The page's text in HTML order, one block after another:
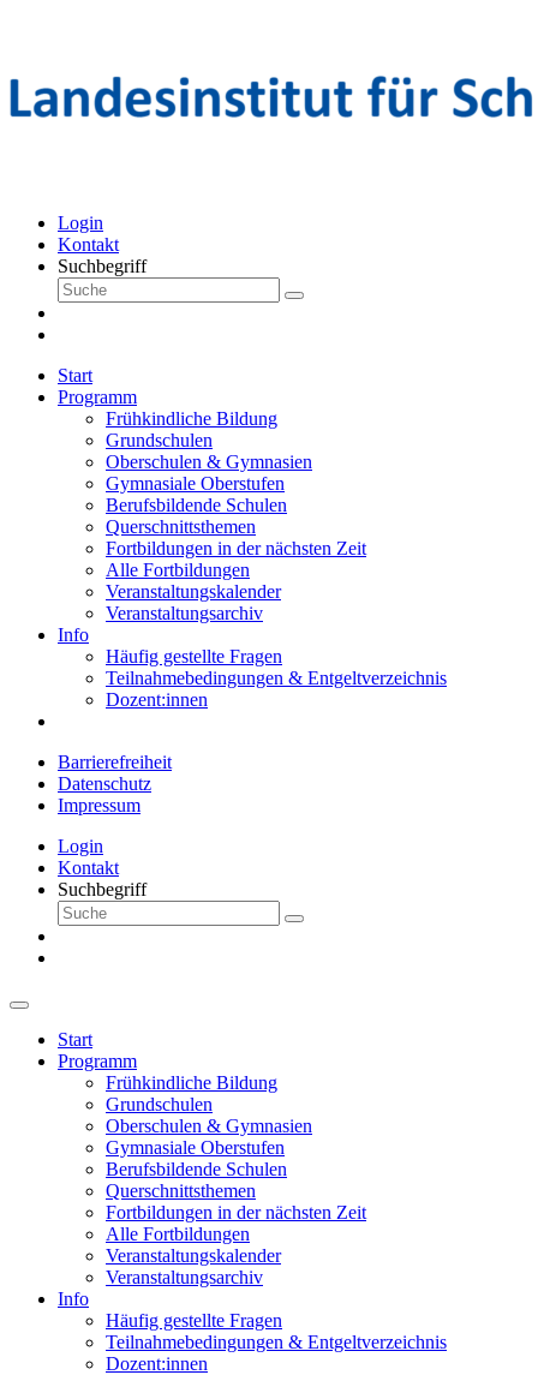
Login
Kontakt
Suchbegriff
Start
Programm
Frühkindliche Bildung
Grundschulen
Oberschulen & Gymnasien
Gymnasiale Oberstufen
Berufsbildende Schulen
Querschnittsthemen
Fortbildungen in der nächsten Zeit
Alle Fortbildungen
Veranstaltungskalender
Veranstaltungsarchiv
Info
Häufig gestellte Fragen
Teilnahmebedingungen & Entgeltverzeichnis
Dozent:innen
Barrierefreiheit
Datenschutz
Impressum
Login
Kontakt
Suchbegriff
Start
Programm
Frühkindliche Bildung
Grundschulen
Oberschulen & Gymnasien
Gymnasiale Oberstufen
Berufsbildende Schulen
Querschnittsthemen
Fortbildungen in der nächsten Zeit
Alle Fortbildungen
Veranstaltungskalender
Veranstaltungsarchiv
Info
Häufig gestellte Fragen
Teilnahmebedingungen & Entgeltverzeichnis
Dozent:innen